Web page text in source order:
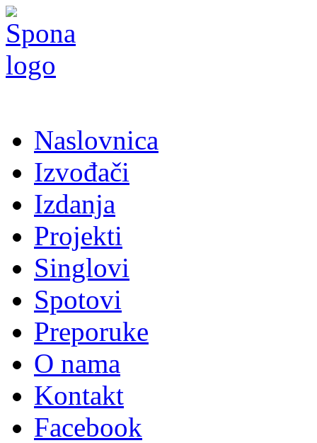
Naslovnica
Izvođači
Izdanja
Projekti
Singlovi
Spotovi
Preporuke
O nama
Kontakt
Facebook